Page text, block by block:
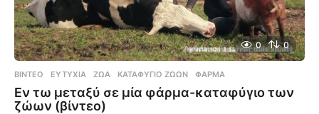
0 0
ΒΊΝΤΕΟ ΕΥΤΥΧΊΑ ,ΖΏΑ ,ΚΑΤΑΦΎΓΙΟ ΖΏΩΝ ,ΦΆΡΜΑ
Εν τω μεταξύ σε μία φάρμα-καταφύγιο των
ζώων (βίντεο)